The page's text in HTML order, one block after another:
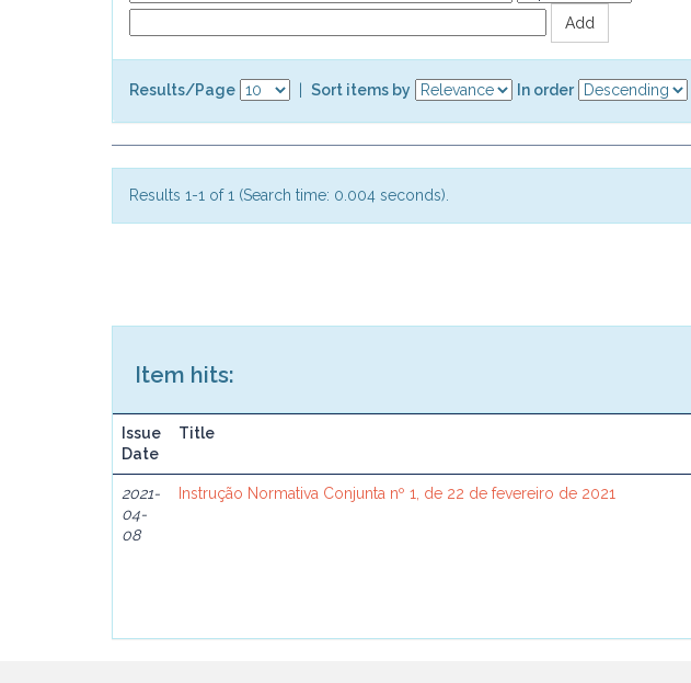
Results/Page Sort items by In order
Results 1-1 of 1 (Search time: 0.004 seconds).
Item hits:
Issue
Date
Title
2021-
04-
08
Instrução Normativa Conjunta nº 1, de 22 de fevereiro de 2021